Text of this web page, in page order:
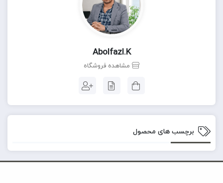
Abolfazl.k
مشاهده فروشگاه
برچسب های محصول